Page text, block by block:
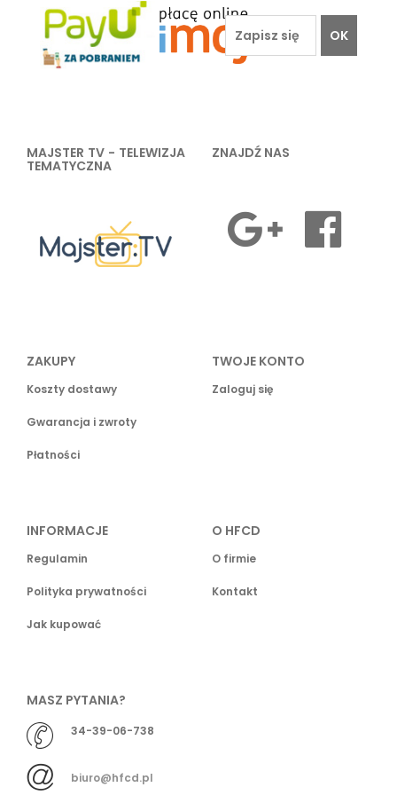
OK
MAJSTER TV - TELEWIZJA
TEMATYCZNA
ZNAJDŹ NAS
ZAKUPY
Koszty dostawy
Gwarancja i zwroty
Płatności
TWOJE KONTO
Zaloguj się
INFORMACJE
Regulamin
Polityka prywatności
Jak kupować
O HFCD
O firmie
Kontakt
MASZ PYTANIA?
34-39-06-738
biuro@hfcd.pl